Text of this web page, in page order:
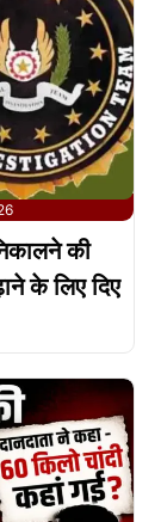
की
के लिए दिए